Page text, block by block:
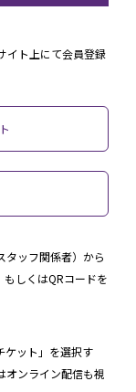
イト上にて会員登録
タッフ関係者）から
しくはQRコードを
ケット」を選択す
オンライン配信も視